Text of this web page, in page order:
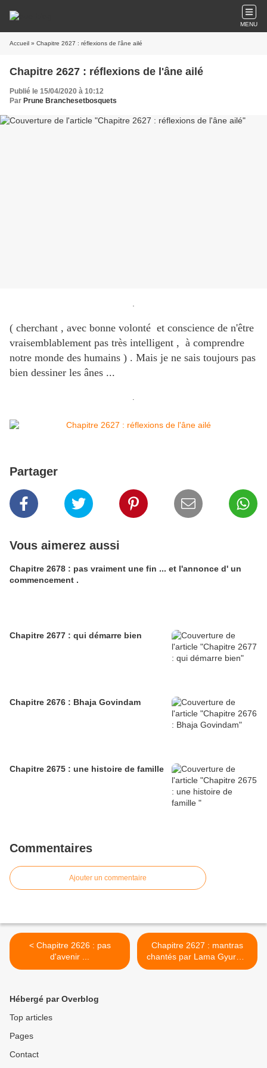
MENU
Accueil » Chapitre 2627 : réflexions de l'âne ailé
Chapitre 2627 : réflexions de l'âne ailé
Publié le 15/04/2020 à 10:12
Par Prune Branchesetbosquets
( cherchant , avec bonne volonté et conscience de n'être
vraisemblablement pas très intelligent , à comprendre
notre monde des humains ) . Mais je ne sais toujours pas
bien dessiner les ânes ...
.
Partager
Vous aimerez aussi
Chapitre 2678 : pas vraiment une fin ... et l'annonce d' un
commencement .
Chapitre 2677 : qui démarre bien
Chapitre 2676 : Bhaja Govindam
Chapitre 2675 : une histoire de famille
Commentaires
Ajouter un commentaire
< Chapitre 2626 : pas
d'avenir ...
Chapitre 2627 : mantras
chantés par Lama Gyurme
>
Hébergé par Overblog
Top articles
Pages
Contact